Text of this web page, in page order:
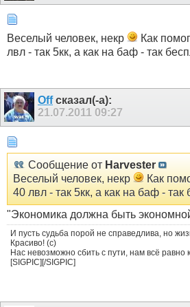
Веселый человек, некр
Как
лвл - так 5кк, а как на баф - так
Offсказал(-а):
21.07.2011 09:27
Сообщение от Harvester
Веселый человек, некр
Как
40 лвл - так 5кк, а как на баф - так
"Экономика должна быть
И пусть судьба порой не справедлива, но
Красиво! (с)
Нас невозможно сбить с пути, нам всё равно
[SIGPIC][/SIGPIC]